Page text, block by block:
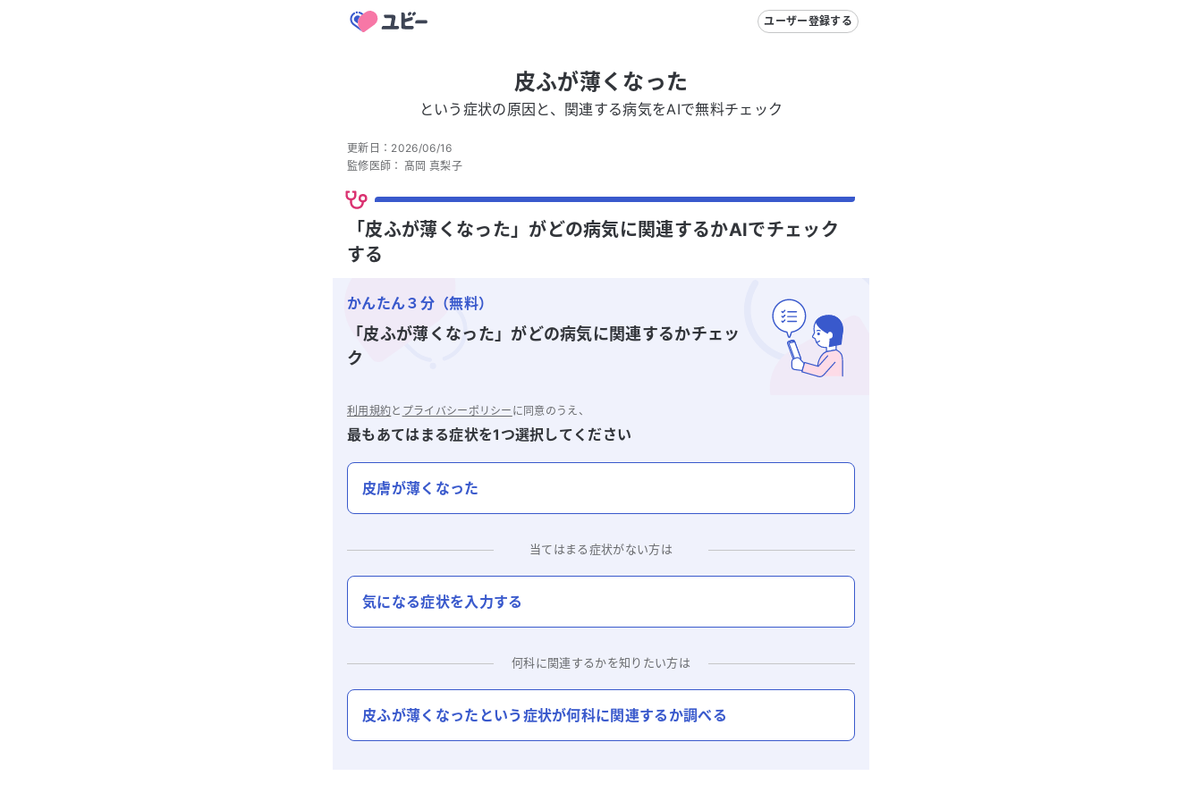
ユーザー登録する
皮ふが薄くなった
という症状の原因と、関連する病気をAIで無料チェック
更新日： 2026/06/16
監修医師： 髙岡 真梨子
「皮ふが薄くなった」がどの病気に関連するかAIでチェック
する
かんたん３分（無料）
「皮ふが薄くなった」 がどの病気に関連するかチェッ
ク
利用規約と プライバシーポリシー に同意のうえ、
最もあてはまる症状を1つ選択してください
皮膚が薄くなった
当てはまる症状がない方は
気になる症状を入力する
何科に関連するかを知りたい方は
皮ふが薄くなった という症状が何科に関連するか調べる